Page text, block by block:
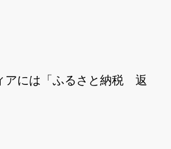
アには「ふるさと納税 返